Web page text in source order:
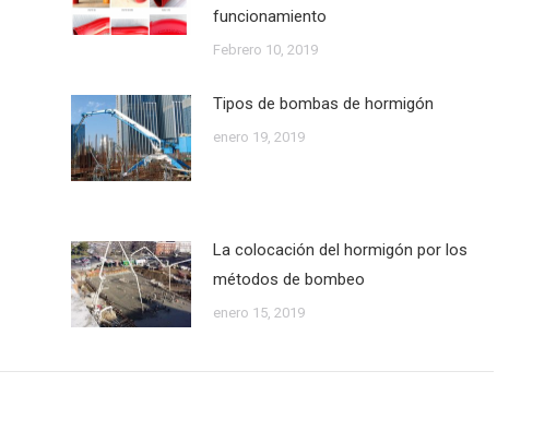
funcionamiento
Febrero 10, 2019
Tipos de bombas de hormigón
enero 19, 2019
La colocación del hormigón por los
métodos de bombeo
enero 15, 2019